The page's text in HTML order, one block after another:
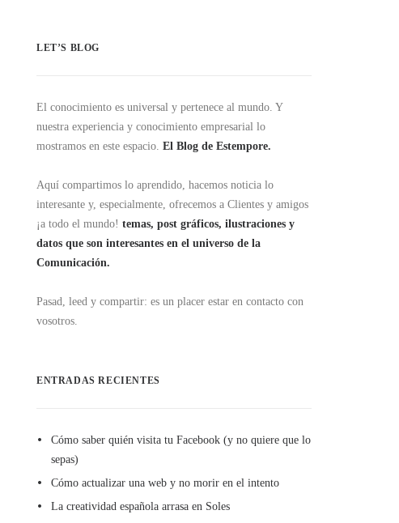
LET’S BLOG
El conocimiento es universal y pertenece al mundo. Y
nuestra experiencia y conocimiento empresarial lo
mostramos en este espacio. El Blog de Estempore.
Aquí compartimos lo aprendido, hacemos noticia lo
interesante y, especialmente, ofrecemos a Clientes y amigos
¡a todo el mundo! temas, post gráficos, ilustraciones y
datos que son interesantes en el universo de la
Comunicación.
Pasad, leed y compartir: es un placer estar en contacto con
vosotros.
ENTRADAS RECIENTES
Cómo saber quién visita tu Facebook (y no quiere que lo
sepas)
Cómo actualizar una web y no morir en el intento
La creatividad española arrasa en Soles